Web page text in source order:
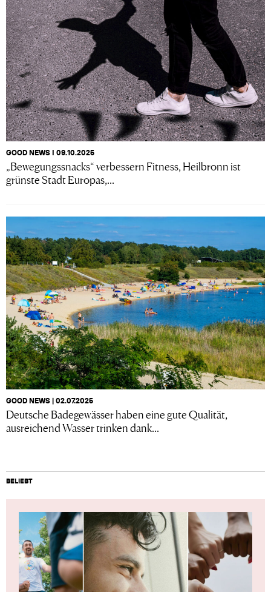
GOOD NEWS I 09.10.2025
„Bewegungssnacks“ verbessern Fitness, Heilbronn ist
grünste Stadt Europas,...
GOOD NEWS | 02.07.2025
Deutsche Badegewässer haben eine gute Qualität,
ausreichend Wasser trinken dank...
BELIEBT